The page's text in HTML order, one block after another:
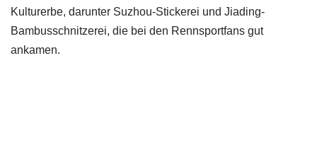
Kulturerbe, darunter Suzhou-Stickerei und Jiading-
Bambusschnitzerei, die bei den Rennsportfans gut
ankamen.